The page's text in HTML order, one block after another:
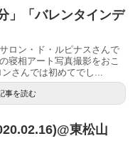
」「バレンタインデ
ロン・ド・ルピナスさんで
寝相アート写真撮影をおこ
さんでは初めてでし...
事を読む
東松山